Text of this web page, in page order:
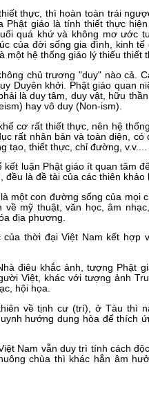
thực, thì hoàn toàn trái
Phật giáo là tính thiết thực
quá khứ và không mơ ước
của đời sống gia đình, kinh
một hệ thống giáo lý thiếu thiết
chủ trương "duy" nào cả.
Duyên khởi. Phật giáo quan
là duy tâm, duy vật, hữu
hay vô duy (Non-ism).
cơ rất thiết thực, nên hệ
rất nhân bản và toàn diện, có
tạo, thiết thực, chỉ đường, v.v....
luận Phật giáo ít quan tâm
là đề tài của các thiên khảo
một con đường sống của mọi
mỹ thuật, văn học, âm
địa phương.
thời đại Việt Nam kết hợp
điêu khắc ảnh, tượng Phật
Việt, khác với tượng ảnh
hội họa.
về tịnh cư (trí), ở Tàu thì
hướng dung hòa để thích
Nam vẫn duy trì tính cách
chùa thì khác hẳn âm